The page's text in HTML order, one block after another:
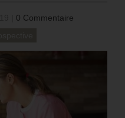
0 Commentaire